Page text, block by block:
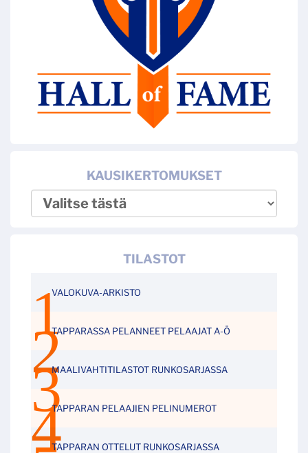
KAUSIKERTOMUKSET
TILASTOT
VALOKUVA-ARKISTO
TAPPARASSA PELANNEET PELAAJAT A-Ö
MAALIVAHTITILASTOT RUNKOSARJASSA
TAPPARAN PELAAJIEN PELINUMEROT
TAPPARAN OTTELUT RUNKOSARJASSA